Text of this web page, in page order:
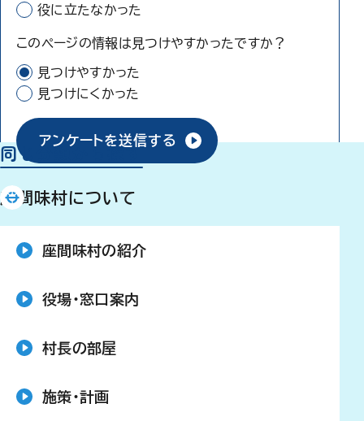
役に立たなかった
このページの情報は見つけやすかったですか？
見つけやすかった
見つけにくかった
アンケートを送信する
同じ分類から探す
座間味村について
座間味村の紹介
役場・窓口案内
村長の部屋
施策・計画